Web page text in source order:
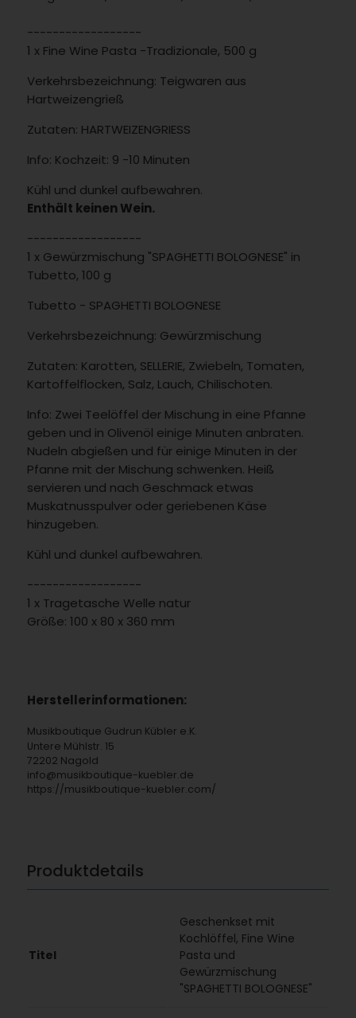
------------------
1 x Fine Wine Pasta -Tradizionale, 500 g
Verkehrsbezeichnung: Teigwaren aus
Hartweizengrieß
Zutaten: HARTWEIZENGRIESS
Info: Kochzeit: 9 -10 Minuten
Kühl und dunkel aufbewahren.
Enthält keinen Wein.
------------------
1 x Gewürzmischung "SPAGHETTI BOLOGNESE" in
Tubetto, 100 g
Tubetto - SPAGHETTI BOLOGNESE
Verkehrsbezeichnung: Gewürzmischung
Zutaten: Karotten, SELLERIE, Zwiebeln, Tomaten,
Kartoffelflocken, Salz, Lauch, Chilischoten.
Info: Zwei Teelöffel der Mischung in eine Pfanne
geben und in Olivenöl einige Minuten anbraten.
Nudeln abgießen und für einige Minuten in der
Pfanne mit der Mischung schwenken. Heiß
servieren und nach Geschmack etwas
Muskatnusspulver oder geriebenen Käse
hinzugeben.
Kühl und dunkel aufbewahren.
------------------
1 x Tragetasche Welle natur
Größe: 100 x 80 x 360 mm
Herstellerinformationen:
Musikboutique Gudrun Kübler e.K.
Untere Mühlstr. 15
72202 Nagold
info@musikboutique-kuebler.de
https://musikboutique-kuebler.com/
Produktdetails
Titel
Geschenkset mit
Kochlöffel, Fine Wine
Pasta und
Gewürzmischung
"SPAGHETTI BOLOGNESE"